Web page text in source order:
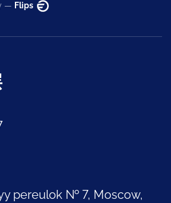
— Flips
pereulok № 7, Moscow,